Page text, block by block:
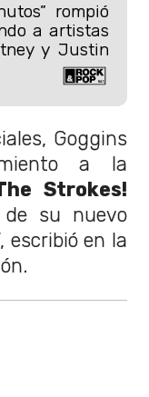
rompió
a artistas
y Justin
Goggins
a la
Strokes!
de su nuevo
escribió en la